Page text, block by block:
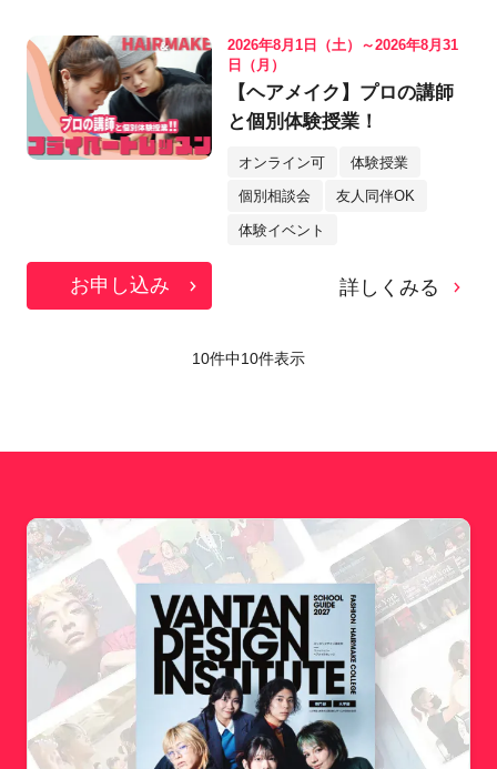
2026年8月1日（土）～2026年8月31
日（月）
【ヘアメイク】プロの講師
と個別体験授業！
オンライン可 体験授業
個別相談会 友人同伴OK
体験イベント
お申し込み 詳しくみる
10件中10件表示